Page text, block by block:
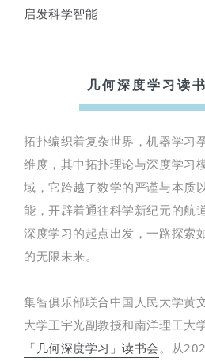
启发科学智能
几何深度学习读
拓扑编织着复杂世界，机器学习
维度，其中拓扑理论与深度学习
域，它跨越了数学的严谨与本质
能，开辟着通往科学新纪元的航
深度学习的起点出发，一路探索
的无限未来。
集智俱乐部联合中国人民大学黄
大学王宇光副教授和南洋理工大
「几何深度学习」读书会 。从